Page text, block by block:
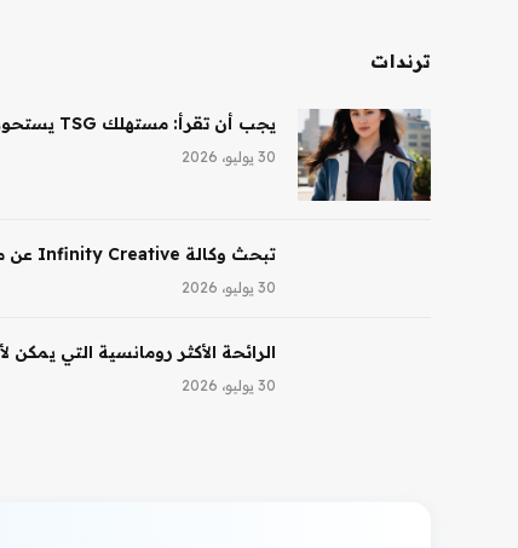
ترندات
يجب أن تقرأ: مستهلك TSG يستحوذ على حصة أغلبية في شركة Saltair، ونظارات Ray-Ban AI تقود النمو لشركة EssilorLuxottica
30 يوليو، 2026
تبحث وكالة Infinity Creative عن مدير تجميل في لوس أنجلوس
30 يوليو، 2026
الرائحة الأكثر رومانسية التي
30 يوليو، 2026